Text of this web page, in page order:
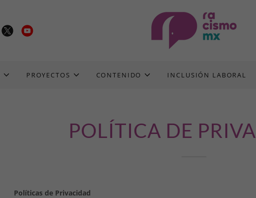
PROYECTOS CONTENIDO INCLUSIÓN LABORAL
POLÍTICA DE
Políticas de Privacidad